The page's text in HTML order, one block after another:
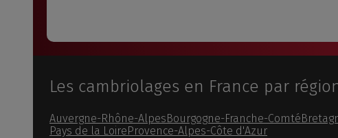
Les cambriolages en France par
Auvergne-Rhône-AlpesBourgogne-Franche-Comté
Pays de la LoireProvence-Alpes-Côte d'Azur